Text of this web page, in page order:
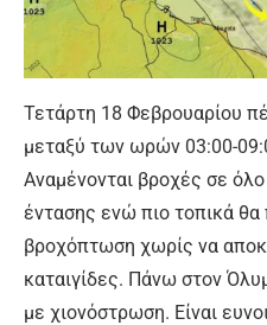
Τετάρτη 18 Φεβρουαρίου
μεταξύ των ωρών 03:00-
Αναμένονται βροχές σε
έντασης ενώ πιο τοπικά θα
βροχόπτωση χωρίς να
καταιγίδες. Πάνω στον
με χιονόστρωση. Είναι